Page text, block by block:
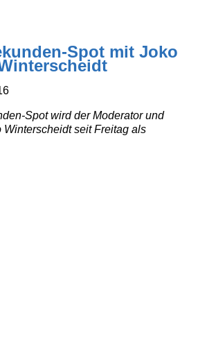
Spot mit Joko
Spot wird der Moderator und
seit Freitag als